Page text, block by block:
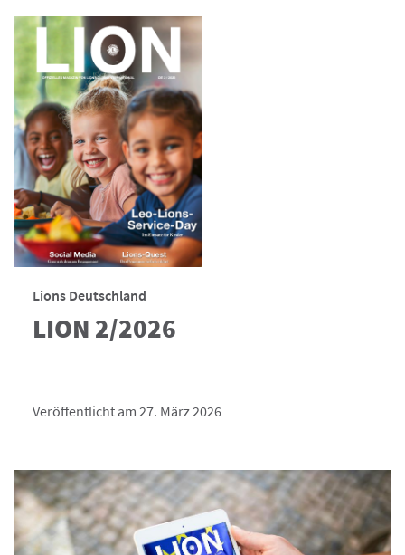
Lions Deutschland
LION 2/2026
Veröffentlicht am 27. März 2026